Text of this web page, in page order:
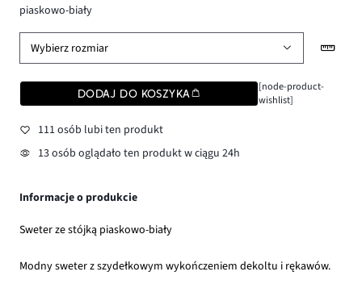
piaskowo-biały
Wybierz rozmiar
DODAJ DO KOSZYKA
[node-product-
wishlist]
111 osób lubi ten produkt
13 osób oglądało ten produkt w ciągu 24h
Informacje o produkcie
Sweter ze stójką piaskowo-biały
Modny sweter z szydełkowym wykończeniem dekoltu i rękawów.